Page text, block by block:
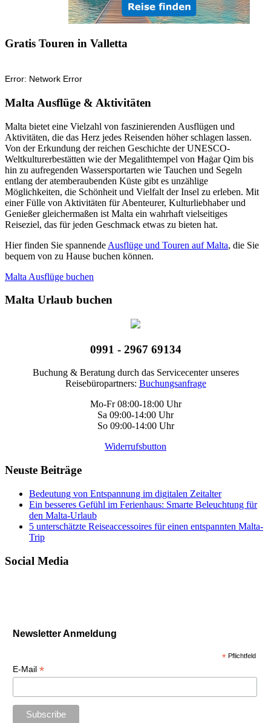
Gratis Touren in Valletta
Malta Ausflüge & Aktivitäten
Malta bietet eine Vielzahl von faszinierenden Ausflügen und
Aktivitäten, die das Herz jedes Reisenden höher schlagen lassen.
Von der Erkundung der reichen Geschichte der UNESCO-
Weltkulturerbestätten wie der Megalithtempel von Ħaġar Qim bis
hin zu aufregenden Wassersportarten wie Tauchen und Segeln
entlang der atemberaubenden Küste gibt es unzählige
Möglichkeiten, die Schönheit und Vielfalt der Insel zu erleben. Mit
einer Fülle von Aktivitäten für Abenteurer, Kulturliebhaber und
Genießer gleichermaßen ist Malta ein wahrhaft vielseitiges
Reiseziel, das für jeden Geschmack etwas zu bieten hat.
Hier finden Sie spannende Ausflüge und Touren auf Malta, die Sie
bequem von zu Hause buchen können.
Malta Ausflüge buchen
Malta Urlaub buchen
0991 - 2967 69134
Buchung & Beratung durch das Servicecenter unseres
Reisebüropartners: Buchungsanfrage
Mo-Fr 08:00-18:00 Uhr
Sa 09:00-14:00 Uhr
So 09:00-14:00 Uhr
Widerrufsbutton
Neuste Beiträge
Bedeutung von Entspannung im digitalen Zeitalter
Ein besseres Gefühl im Ferienhaus: Smarte Beleuchtung für
den Malta-Urlaub
5 unterschätzte Reiseaccessoires für einen entspannten Malta-
Trip
Social Media
Newsletter Anmeldung
* Pflichtfeld
E-Mail *